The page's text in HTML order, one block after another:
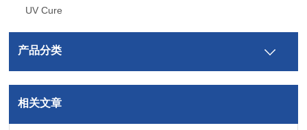
UV Cure
产品分类
相关文章